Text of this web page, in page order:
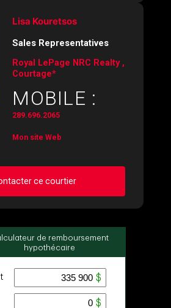
Lisa Kouretsos
Sales Representatives
Royal LePage NRC Realty ,
Courtage*
MOBILE :
289.696.2065
Mon site Web
ce courtier
infos sur cette inscription